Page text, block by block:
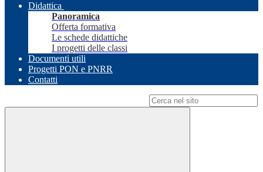
Didattica
Panoramica
Offerta formativa
Le schede didattiche
I progetti delle classi
Documenti utili
Progetti PON e PNRR
Contatti